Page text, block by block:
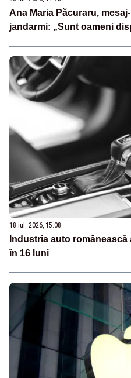
Ana Maria Păcuraru,
jandarmi: „Sunt oameni
18 iul. 2026, 15:08
Industria auto
în 16 luni